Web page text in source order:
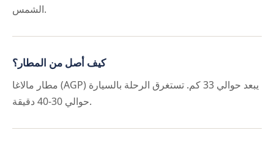
الشمس.
كيف أصل من المطار؟
مطار مالاغا (AGP) يبعد حوالي 33 كم. تستغرق الرحلة بالسيارة
حوالي 30-40 دقيقة.